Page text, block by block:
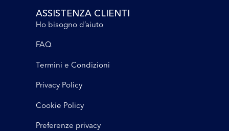
ASSISTENZA CLIENTI
Ho bisogno d’aiuto
FAQ
Termini e Condizioni
Privacy Policy
Cookie Policy
Preferenze privacy